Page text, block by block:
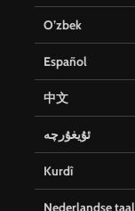
O’zbek
Español
中文
ئۇيغۇرچە
Kurdî
Nederlandse taal